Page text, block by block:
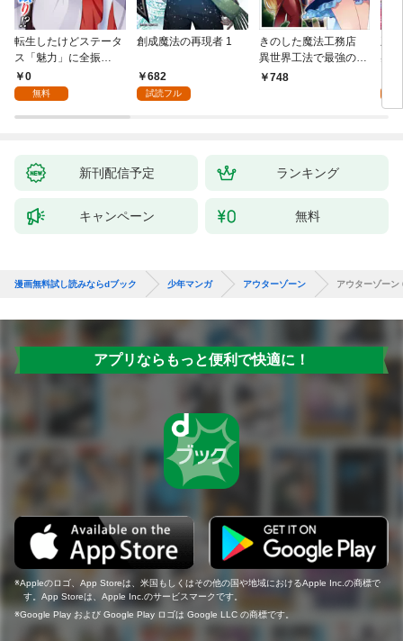
転生したけどステータ
ス「魅力」に全振
り！？(1)
0
無料
創成魔法の再現者 1
682
試読フル
きのした魔法工務店
異世界工法で最強の家
づくりを（コミック）
748
兆
る
新刊配信予定 ランキング
キャンペーン 無料
漫画無料試し読みならdブック 少年マンガ アウターゾーン アウターゾーン
アプリならもっと便利で快適に！
Appleのロゴ、App Storeは、米国もしくはその他の国や地域におけるApple Inc.の商標で
す。App Storeは、Apple Inc.のサービスマークです。
Google Play および Google Play ロゴは Google LLC の商標です。